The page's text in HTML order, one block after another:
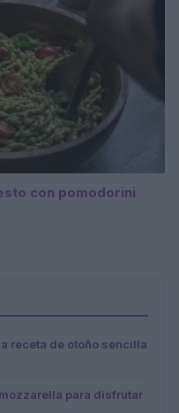
con pomodorini
receta de otoño sencilla
para disfrutar